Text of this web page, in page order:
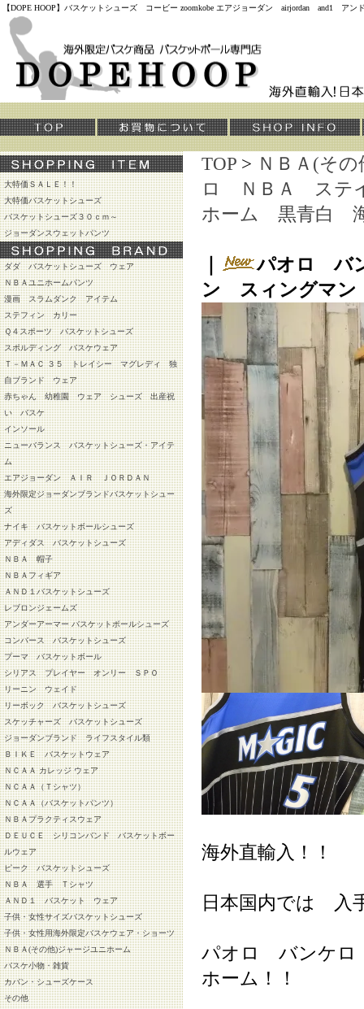
【DOPE HOOP】バスケットシューズ コービー zoomkobe エアジョーダン airjordan and1
大特価ＳＡＬＥ！！
大特価バスケットシューズ
バスケットシューズ３０ｃｍ～
ジョーダンスウェットパンツ
ダダ バスケットシューズ ウェア
ＮＢＡユニホームパンツ
漫画 スラムダンク アイテム
ステフィン カリー
Ｑ４スポーツ バスケットシューズ
スポルディング バスケウェア
Ｔ－ＭＡＣ ３５ トレイシー マグレディ 独
自ブランド ウェア
赤ちゃん 幼稚園 ウェア シューズ 出産祝
い バスケ
インソール
ニューバランス バスケットシューズ・アイテ
ム
エアジョーダン ＡＩＲ ＪＯＲＤＡＮ
海外限定ジョーダンブランドバスケットシュー
ズ
ナイキ バスケットボールシューズ
アディダス バスケットシューズ
ＮＢＡ 帽子
ＮＢＡフィギア
ＡＮＤ１バスケットシューズ
レブロンジェームズ
アンダーアーマー バスケットボールシューズ
コンバース バスケットシューズ
プーマ バスケットボール
シリアス プレイヤー オンリー ＳＰＯ
リーニン ウェイド
リーボック バスケットシューズ
スケッチャーズ バスケットシューズ
ジョーダンブランド ライフスタイル類
ＢＩＫＥ バスケットウェア
ＮＣＡＡ カレッジ ウェア
ＮＣＡＡ（Ｔシャツ）
ＮＣＡＡ（バスケットパンツ）
ＮＢＡプラクティスウェア
ＤＥＵＣＥ シリコンバンド バスケットボー
ルウェア
ピーク バスケットシューズ
ＮＢＡ 選手 Ｔシャツ
ＡＮＤ１ バスケット ウェア
子供・女性サイズバスケットシューズ
子供・女性用海外限定バスケウェア・ショーツ
ＮＢＡ(その他)ジャージユニホーム
バスケ小物・雑貨
カバン・シューズケース
その他
TOP > ＮＢＡ(そ
ロ ＮＢＡ ステ
ホーム 黒青白
パオロ バ
ン スィングマ
海外直輸入！！
日本国内では 入
パオロ バンケ
ホーム！！